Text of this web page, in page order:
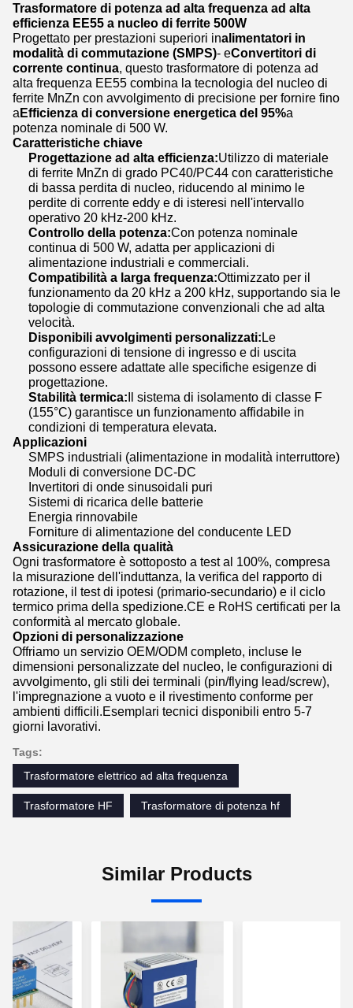
Trasformatore di potenza ad alta frequenza ad alta
efficienza EE55 a nucleo di ferrite 500W
Progettato per prestazioni superiori inalimentatori in
modalità di commutazione (SMPS)- eConvertitori di
corrente continua, questo trasformatore di potenza ad
alta frequenza EE55 combina la tecnologia del nucleo di
ferrite MnZn con avvolgimento di precisione per fornire fino
aEfficienza di conversione energetica del 95%a
potenza nominale di 500 W.
Caratteristiche chiave
Progettazione ad alta efficienza:Utilizzo di materiale
di ferrite MnZn di grado PC40/PC44 con caratteristiche
di bassa perdita di nucleo, riducendo al minimo le
perdite di corrente eddy e di isteresi nell'intervallo
operativo 20 kHz-200 kHz.
Controllo della potenza:Con potenza nominale
continua di 500 W, adatta per applicazioni di
alimentazione industriali e commerciali.
Compatibilità a larga frequenza:Ottimizzato per il
funzionamento da 20 kHz a 200 kHz, supportando sia le
topologie di commutazione convenzionali che ad alta
velocità.
Disponibili avvolgimenti personalizzati:Le
configurazioni di tensione di ingresso e di uscita
possono essere adattate alle specifiche esigenze di
progettazione.
Stabilità termica:Il sistema di isolamento di classe F
(155°C) garantisce un funzionamento affidabile in
condizioni di temperatura elevata.
Applicazioni
SMPS industriali (alimentazione in modalità interruttore)
Moduli di conversione DC-DC
Invertitori di onde sinusoidali puri
Sistemi di ricarica delle batterie
Energia rinnovabile
Forniture di alimentazione del conducente LED
Assicurazione della qualità
Ogni trasformatore è sottoposto a test al 100%, compresa
la misurazione dell'induttanza, la verifica del rapporto di
rotazione, il test di ipotesi (primario-secundario) e il ciclo
termico prima della spedizione.CE e RoHS certificati per la
conformità al mercato globale.
Opzioni di personalizzazione
Offriamo un servizio OEM/ODM completo, incluse le
dimensioni personalizzate del nucleo, le configurazioni di
avvolgimento, gli stili dei terminali (pin/flying lead/screw),
l'impregnazione a vuoto e il rivestimento conforme per
ambienti difficili.Esemplari tecnici disponibili entro 5-7
giorni lavorativi.
Tags:
Trasformatore elettrico ad alta frequenza
Trasformatore HF Trasformatore di potenza hf
Similar Products